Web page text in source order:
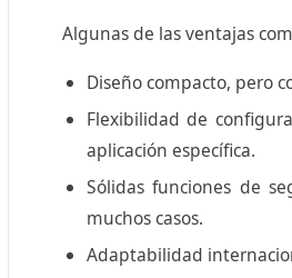
Algunas de las ventajas
Diseño compacto, pero
Flexibilidad de
aplicación específica.
Sólidas funciones de
muchos casos.
Adaptabilidad